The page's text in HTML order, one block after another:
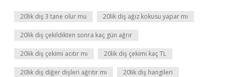
20lik diş 3 tane olur mu 20lik diş ağız kokusu yapar mı
20lik diş çekildikten sonra kaç gün ağrır
20lik diş çekimi acıtır mı 20lik diş çekimi kaç TL
20lik diş diğer dişleri ağrıtır mı 20lik diş hangileri